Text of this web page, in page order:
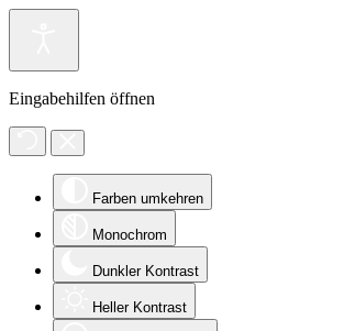
Eingabehilfen öffnen
Farben umkehren
Monochrom
Dunkler Kontrast
Heller Kontrast